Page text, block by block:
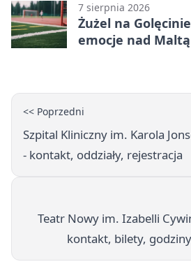
7 sierpnia 2026
Żużel na
emocje nad
<< Poprzedni
Szpital Kliniczny im. Karola
- kontakt, oddziały, rejestracja
Teatr Nowy im. Izabelli
kontakt, bilety,